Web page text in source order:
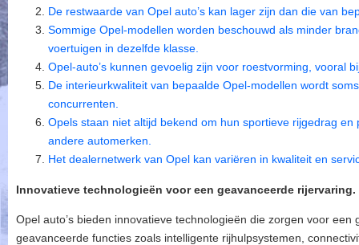
De restwaarde van Opel auto’s kan lager zijn dan die van
Sommige Opel-modellen worden beschouwd als minder
voertuigen in dezelfde klasse.
Opel-auto’s kunnen gevoelig zijn voor roestvorming, vooral
De interieurkwaliteit van bepaalde Opel-modellen wordt
concurrenten.
Opels staan niet altijd bekend om hun sportieve rijgedrag
andere automerken.
Het dealernetwerk van Opel kan variëren in kwaliteit en
Innovatieve technologieën voor een geavanceerde rijervaring.
Opel auto’s bieden innovatieve technologieën die zorgen voor
geavanceerde functies zoals intelligente rijhulpsystemen,